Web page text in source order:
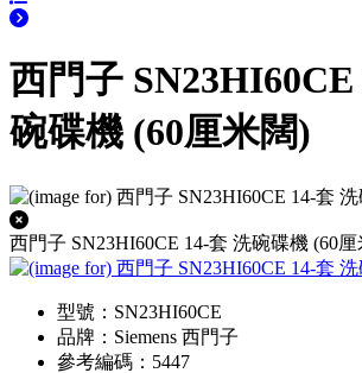
西門子
碗碟機 (60厘米闊)
西門子 SN23HI60CE 14-套 洗碗碟機 (60
型號：SN23HI60CE
品牌：Siemens 西門子
參考編碼：5447